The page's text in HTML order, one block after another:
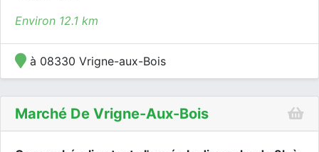
Environ 12.1 km
à 08330 Vrigne-aux-Bois
Marché De Vrigne-Aux-Bois